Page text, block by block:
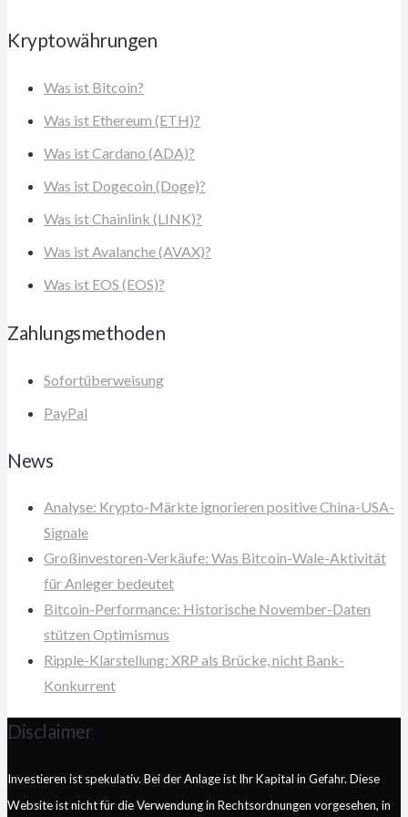
Kryptowährungen
Was ist Bitcoin?
Was ist Ethereum (ETH)?
Was ist Cardano (ADA)?
Was ist Dogecoin (Doge)?
Was ist Chainlink (LINK)?
Was ist Avalanche (AVAX)?
Was ist EOS (EOS)?
Zahlungsmethoden
Sofortüberweisung
PayPal
News
Analyse: Krypto-Märkte ignorieren positive China-USA-
Signale
Großinvestoren-Verkäufe: Was Bitcoin-Wale-Aktivität
für Anleger bedeutet
Bitcoin-Performance: Historische November-Daten
stützen Optimismus
Ripple-Klarstellung: XRP als Brücke, nicht Bank-
Konkurrent
Disclaimer
Investieren ist spekulativ. Bei der Anlage ist Ihr Kapital in Gefahr. Diese
Website ist nicht für die Verwendung in Rechtsordnungen vorgesehen, in